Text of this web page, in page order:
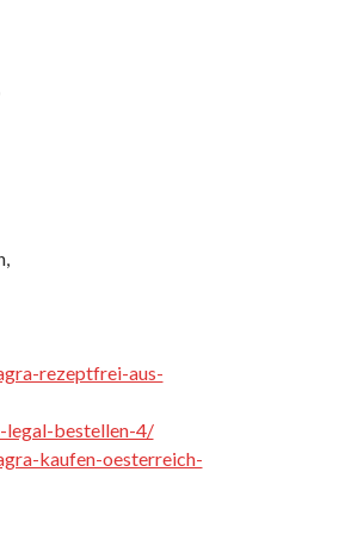
rezeptfrei-aus-
bestellen-4/
kaufen-oesterreich-